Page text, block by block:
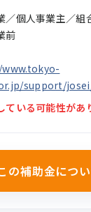
／個人事業主／組
前
support/
いる可能性があ
の補助金につ